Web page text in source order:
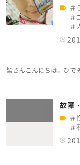
皆さんこんにちは。ひ
故障